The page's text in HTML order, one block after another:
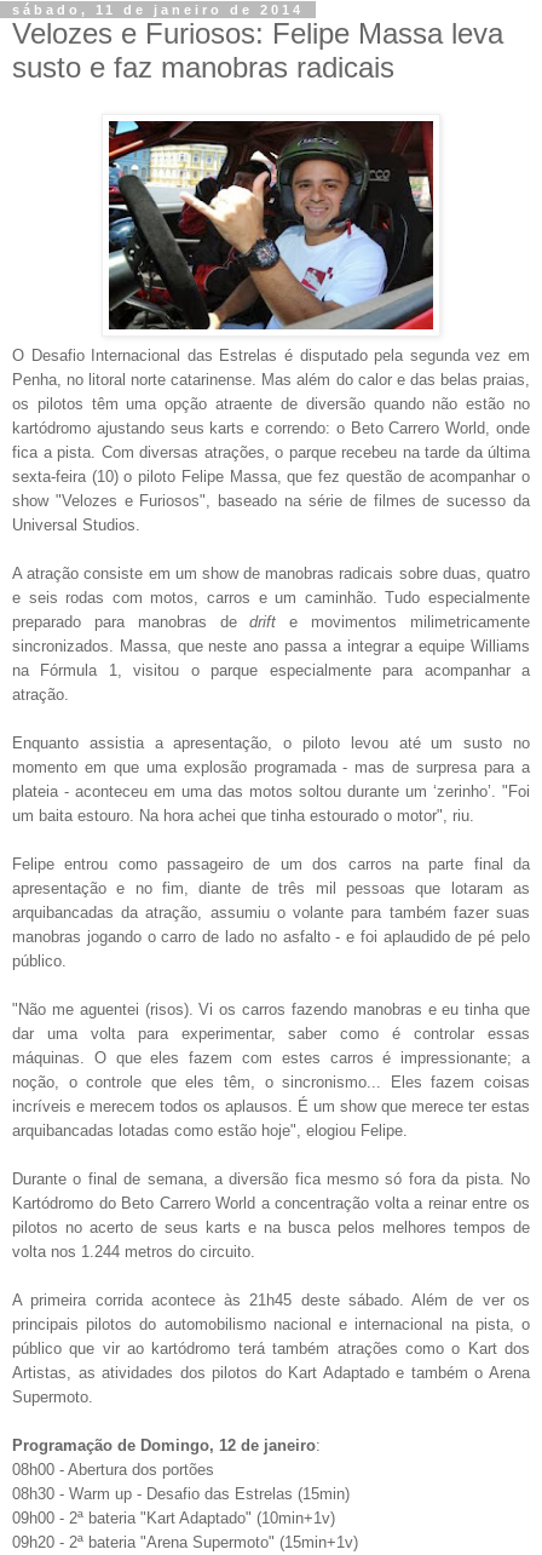
sábado, 11 de janeiro de 2014
Velozes e Furiosos: Felipe Massa leva
susto e faz manobras radicais
O Desafio Internacional das Estrelas é disputado pela segunda vez em
Penha, no litoral norte catarinense. Mas além do calor e das belas praias,
os pilotos têm uma opção atraente de diversão quando não estão no
kartódromo ajustando seus karts e correndo: o Beto Carrero World, onde
fica a pista. Com diversas atrações, o parque recebeu na tarde da última
sexta-feira (10) o piloto Felipe Massa, que fez questão de acompanhar o
show "Velozes e Furiosos", baseado na série de filmes de sucesso da
Universal Studios.
A atração consiste em um show de manobras radicais sobre duas, quatro
e seis rodas com motos, carros e um caminhão. Tudo especialmente
preparado para manobras dedrift e movimentos milimetricamente
sincronizados. Massa, que neste ano passa a integrar a equipe Williams
na Fórmula 1, visitou o parque especialmente para acompanhar a
atração.
Enquanto assistia a apresentação, o piloto levou até um susto no
momento em que uma explosão programada - mas de surpresa para a
plateia - aconteceu em uma das motos soltou durante um ‘zerinho’. "Foi
um baita estouro. Na hora achei que tinha estourado o motor", riu.
Felipe entrou como passageiro de um dos carros na parte final da
apresentação e no fim, diante de três mil pessoas que lotaram as
arquibancadas da atração, assumiu o volante para também fazer suas
manobras jogando o carro de lado no asfalto - e foi aplaudido de pé pelo
público.
"Não me aguentei (risos). Vi os carros fazendo manobras e eu tinha que
dar uma volta para experimentar, saber como é controlar essas
máquinas. O que eles fazem com estes carros é impressionante; a
noção, o controle que eles têm, o sincronismo... Eles fazem coisas
incríveis e merecem todos os aplausos. É um show que merece ter estas
arquibancadas lotadas como estão hoje", elogiou Felipe.
Durante o final de semana, a diversão fica mesmo só fora da pista. No
Kartódromo do Beto Carrero World a concentração volta a reinar entre os
pilotos no acerto de seus karts e na busca pelos melhores tempos de
volta nos 1.244 metros do circuito.
A primeira corrida acontece às 21h45 deste sábado. Além de ver os
principais pilotos do automobilismo nacional e internacional na pista, o
público que vir ao kartódromo terá também atrações como o Kart dos
Artistas, as atividades dos pilotos do Kart Adaptado e também o Arena
Supermoto.
Programação de Domingo, 12 de janeiro:
08h00 - Abertura dos portões
08h30 - Warm up - Desafio das Estrelas (15min)
09h00 - 2ª bateria "Kart Adaptado" (10min+1v)
09h20 - 2ª bateria "Arena Supermoto" (15min+1v)